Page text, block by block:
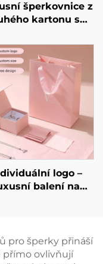
šperkovnice z
kartonu s
typu
zásuvka pro
šperků s
úchytkou
balení náhrdelníků
a prstenů
logo –
balení na
pytlíkem,
velkoobchodní
pro šperky přináší
přímo ovlivňují